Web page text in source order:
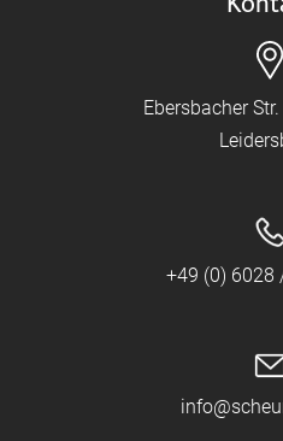
Ebersbacher
+49 (0) 6028